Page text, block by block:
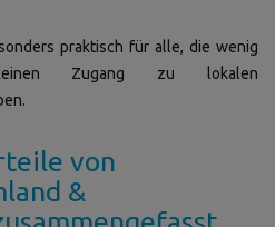
praktisch für alle, die wenig
Zugang zu lokalen
von
&